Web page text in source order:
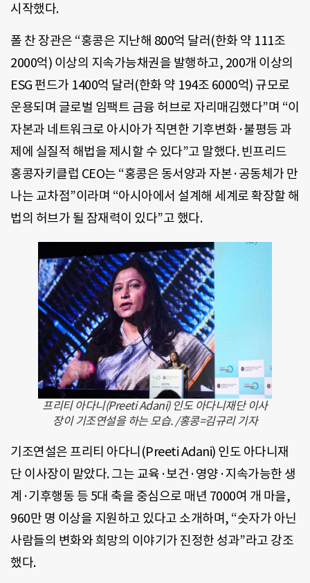
시작했다.
폴 찬 장관은 “홍콩은 지난해 800억 달러(한화 약 111조
2000억) 이상의 지속가능채권을 발행하고, 200개 이상의
ESG 펀드가 1400억 달러(한화 약 194조 6000억) 규모로
운용되며 글로벌 임팩트 금융 허브로 자리매김했다”며 “이
자본과 네트워크로 아시아가 직면한 기후변화·불평등 과
제에 실질적 해법을 제시할 수 있다”고 말했다. 빈프리드
홍콩자키클럽 CEO는 “홍콩은 동서양과 자본·공동체가 만
나는 교차점”이라며 “아시아에서 설계해 세계로 확장할 해
법의 허브가 될 잠재력이 있다”고 했다.
프리티 아다니(Preeti Adani) 인도 아다니재단 이사
장이 기조연설을 하는 모습. /홍콩=김규리 기자
기조연설은 프리티 아다니(Preeti Adani) 인도 아다니재
단 이사장이 맡았다. 그는 교육·보건·영양·지속가능한 생
계·기후행동 등 5대 축을 중심으로 매년 7000여 개 마을,
960만 명 이상을 지원하고 있다고 소개하며, “숫자가 아닌
사람들의 변화와 희망의 이야기가 진정한 성과”라고 강조
했다.